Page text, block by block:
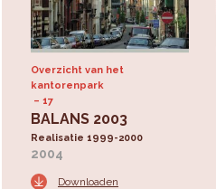
Overzicht van het
kantorenpark
17
BALANS 2003
Realisatie 1999-2000
2004
Downloaden